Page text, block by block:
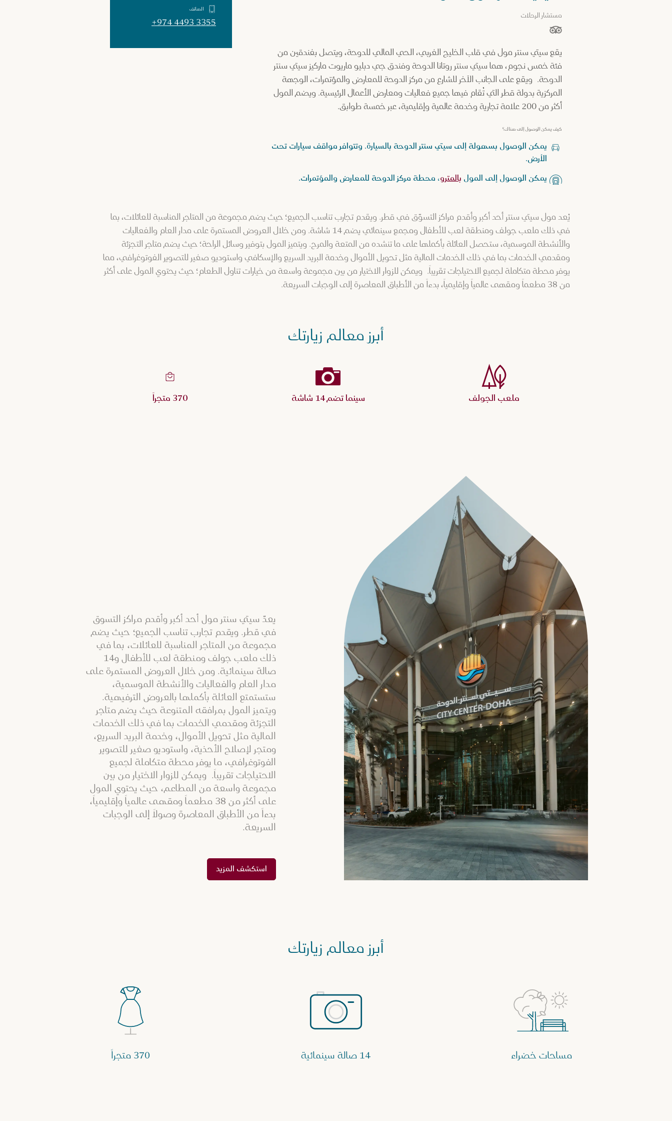
مستشار الرحلات
نجوم من أصل 5 نجوم بناءً على
يقع سيتي سنتر مول في قلب الخليج الغربي، الحي المالي للدوحة، ويتصل بفندقين من
فئة خمس نجوم، هما سيتي سنتر روتانا الدوحة وفندق جي دبليو ماريوت ماركيز سيتي سنتر
الدوحة. ويقع على الجانب الآخر للشارع من مركز الدوحة للمعارض والمؤتمرات، الوجهة
المركزية بدولة قطر التي تُقام فيها جميع فعاليات ومعارض الأعمال الرئيسية. ويضم المول
أكثر من 200 علامة تجارية وخدمة عالمية وإقليمية، عبر خمسة طوابق.
كيف يمكن الوصول إلى هناك؟
يمكن الوصول بسهولة إلى سيتي سنتر الدوحة بالسيارة. وتتوافر مواقف سيارات تحت
الأرض.
يمكن الوصول إلى المول بالمترو، محطة مركز الدوحة للمعارض والمؤتمرات.
الهاتف
+974 4493 3355
يُعد مول سيتي سنتر أحد أكبر وأقدم مراكز التسوّق في قطر. ويقدم تجارب تناسب الجميع؛ حيث يضم مجموعة من المتاجر المناسبة للعائلات، بما
في ذلك ملعب جولف ومنطقة لعب للأطفال ومجمع سينمائي يضم 14 شاشة. ومن خلال العروض المستمرة على مدار العام والفعاليات
والأنشطة الموسمية، ستحصل العائلة بأكملها على ما تنشده من المتعة والمرح. ويتميز المول بتوفير وسائل الراحة؛ حيث يضم متاجر التجزئة
ومقدمي الخدمات بما في ذلك الخدمات المالية مثل تحويل الأموال وخدمة البريد السريع والإسكافي واستوديو صغير للتصوير الفوتوغرافي، مما
يوفر محطة متكاملة لجميع الاحتياجات تقريباً. ويمكن للزوار الاختيار من بين مجموعة واسعة من خيارات تناول الطعام؛ حيث يحتوي المول على أكثر
من 38 مطعماً ومقهى عالمياً وإقليمياً، بدءاً من الأطباق المعاصرة إلى الوجبات السريعة.
أبرز معالم زيارتك
ملعب الجولف سينما تضم 14 شاشة 370 متجراً
يعدّ سيتي سنتر مول أحد أكبر وأقدم مراكز التسوق
في قطر. ويقدم تجارب تناسب الجميع؛ حيث يضم
مجموعة من المتاجر المناسبة للعائلات، بما في
ذلك ملعب جولف ومنطقة لعب للأطفال و14
صالة سينمائية. ومن خلال العروض المستمرة على
مدار العام والفعاليات والأنشطة الموسمية،
ستستمتع العائلة بأكملها بالعروض الترفيهية.
ويتميز المول بمرافقه المتنوعة حيث يضم متاجر
التجزئة ومقدمي الخدمات بما في ذلك الخدمات
المالية مثل تحويل الأموال، وخدمة البريد السريع،
ومتجر لإصلاح الأحذية، واستوديو صغير للتصوير
الفوتوغرافي، ما يوفر محطة متكاملة لجميع
الاحتياجات تقريباً. ويمكن للزوار الاختيار من بين
مجموعة واسعة من المطاعم، حيث يحتوي المول
على أكثر من 38 مطعماً ومقهى عالمياً وإقليمياً،
بدءاً من الأطباق المعاصرة وصولاً إلى الوجبات
السريعة.
استكشف المزيد
أبرز معالم زيارتك
مساحات خضراء 14 صالة سينمائية 370 متجراً